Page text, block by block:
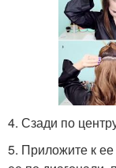
4. Сзади по
5. Приложите к ее